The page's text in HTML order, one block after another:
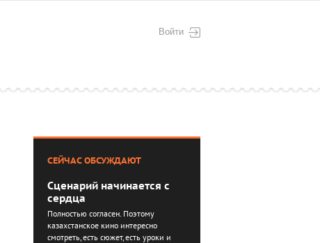
Войти
СЕЙЧАС ОБСУЖДАЮТ
Сценарий начинается с
сердца
Полностью согласен. Поэтому
казахстанское кино интересно
смотреть, есть сюжет, есть уроки и